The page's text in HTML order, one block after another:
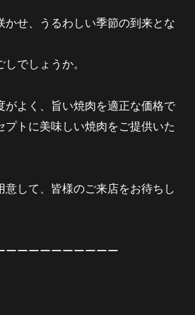
かせ、うるわしい季節の到来とな
でしょうか。
がよく、旨い焼肉を適正な価格で
プトに美味しい焼肉をご提供いた
意して、皆様のご来店をお待ちし
ーーーーーーーーーー